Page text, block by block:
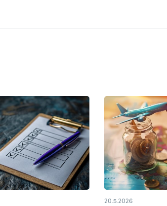
20.5.2026